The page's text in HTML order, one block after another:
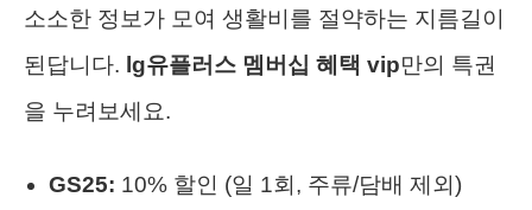
소소한 정보가 모여 생활비를 절약하는 지름길이
된답니다. lg유플러스 멤버십 혜택 vip만의 특권
을 누려보세요.
GS25: 10% 할인 (일 1회, 주류/담배 제외)